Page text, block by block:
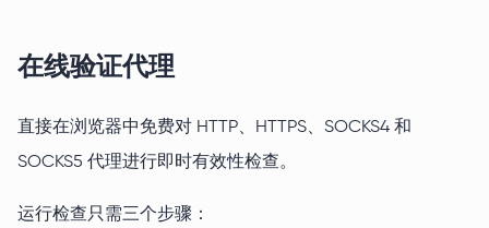
在线验证代理
直接在浏览器中免费对 HTTP、HTTPS、SOCKS4 和
SOCKS5 代理进行即时有效性检查。
运行检查只需三个步骤：